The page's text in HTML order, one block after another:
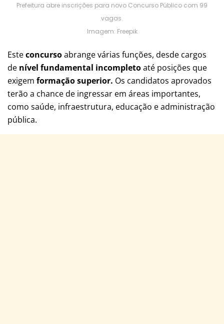
Prefeitura abre inscrições para novo Concurso Público com 99
vagas.
Imagem: Freepik
Esteconcursoabrange várias funções, desde cargos
de nível fundamental incompletoaté posições que
exigem formação superior. Os candidatos aprovados
terão a chance de ingressar em áreas importantes,
como saúde, infraestrutura, educação e administração
pública.